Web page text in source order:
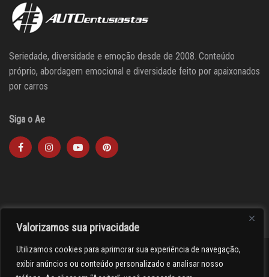
Valorizamos sua privacidade
Utilizamos cookies para aprimorar sua experiência de navegação,
exibir anúncios ou conteúdo personalizado e analisar nosso
Seriedade, diversidade e emoção desde de 2008. Conteúdo
próprio, abordagem emocional e diversidade feito por apaixonados
por carros
Siga o Ae
><(((º> 17